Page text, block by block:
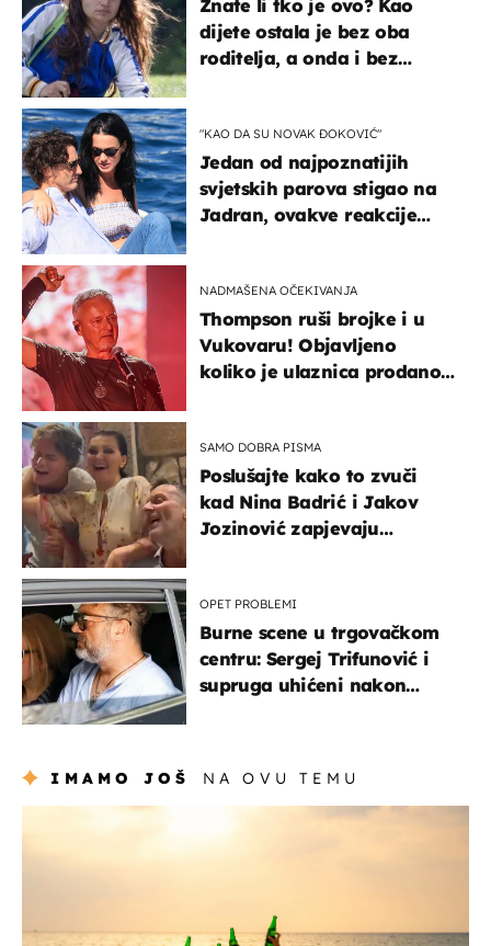
Znate li tko je ovo? Kao
dijete ostala je bez oba
roditelja, a onda i bez
"KAO DA SU NOVAK ĐOKOVIĆ"
Jedan od najpoznatijih
svjetskih parova stigao na
Jadran, ovakve reakcije
NADMAŠENA OČEKIVANJA
Thompson ruši brojke i u
Vukovaru! Objavljeno
koliko je ulaznica prodano
SAMO DOBRA PISMA
Poslušajte kako to zvuči
kad Nina Badrić i Jakov
Jozinović zapjevaju
OPET PROBLEMI
Burne scene u trgovačkom
centru: Sergej Trifunović i
supruga uhićeni nakon
IMAMO JOŠ NA OVU TEMU